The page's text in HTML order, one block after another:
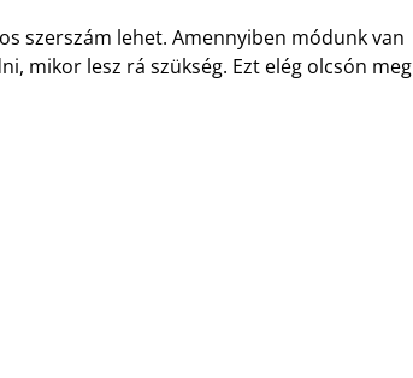
szerszám lehet. Amennyiben módunk van
mikor lesz rá szükség. Ezt elég olcsón meg